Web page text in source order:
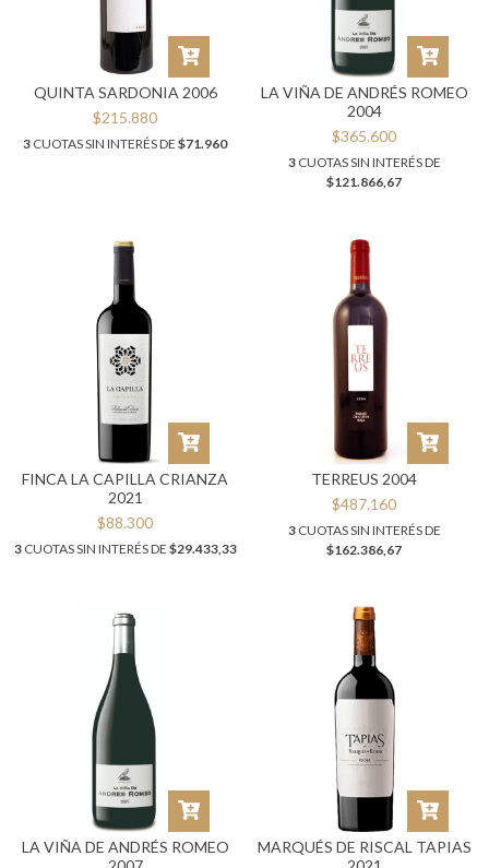
QUINTA SARDONIA 2006
$215.880
3 CUOTAS SIN INTERÉS DE $71.960
LA VIÑA DE ANDRÉS ROMEO
2004
$365.600
3CUOTAS SIN INTERÉS DE
$121.866,67
FINCA LA CAPILLA CRIANZA
2021
$88.300
3CUOTAS SIN INTERÉS DE $29.433,33
TERREUS 2004
$487.160
3CUOTAS SIN INTERÉS DE
$162.386,67
LA VIÑA DE ANDRÉS ROMEO
MARQUÉS DE RISCAL TAPIAS